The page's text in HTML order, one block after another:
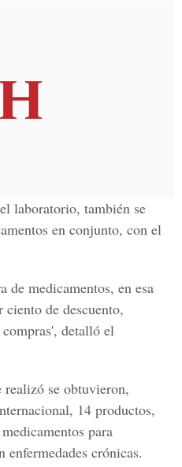
laboratorio, también se
en conjunto, con el
de medicamentos, en esa
de descuento,
detalló el
se obtuvieron,
14 productos,
para
enfermedades crónicas.